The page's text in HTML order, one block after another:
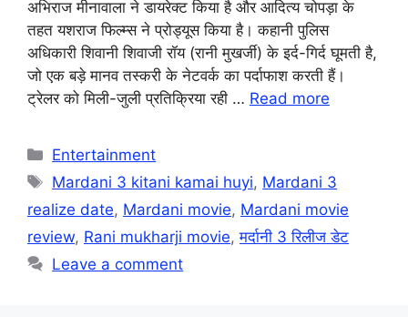
अभिराज मीनावाला ने डायरेक्ट किया है और आदित्य चोपड़ा के
तहत यशराज फिल्म्स ने प्रोड्यूस किया है। कहानी पुलिस
अधिकारी शिवानी शिवाजी रॉय (रानी मुखर्जी) के इर्द-गिर्द घूमती है,
जो एक बड़े मानव तस्करी के नेटवर्क का पर्दाफाश करती हैं।
ट्रेलर को मिली-जुली प्रतिक्रिया रही … Read more
Categories
Entertainment
Tags
Mardani 3 kitani kamai huyi, Mardani 3
realize date, Mardani movie, Mardani movie
review, Rani mukharji movie,मर्दानी 3 रिलीज डेट
Leave a comment